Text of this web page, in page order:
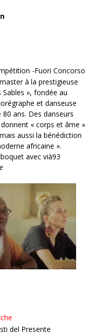
-Fuori Concorso
à la prestigieuse
», fondée au
et danseuse
ans. Des danseurs
« corps et âme »
aussi la bénédiction
africaine ».
avec vià93
del Presente